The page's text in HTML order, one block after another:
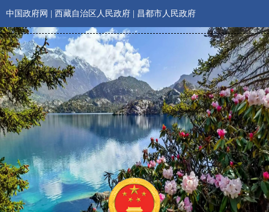
中国政府网 西藏自治区人民政府 昌都市人民政府